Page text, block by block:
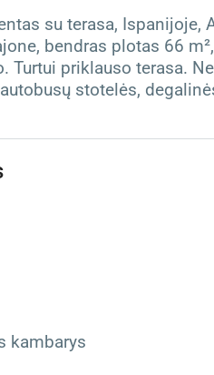
su terasa, Ispanijoje,
bendras plotas 66
priklauso terasa.
stotelės,
kambarys